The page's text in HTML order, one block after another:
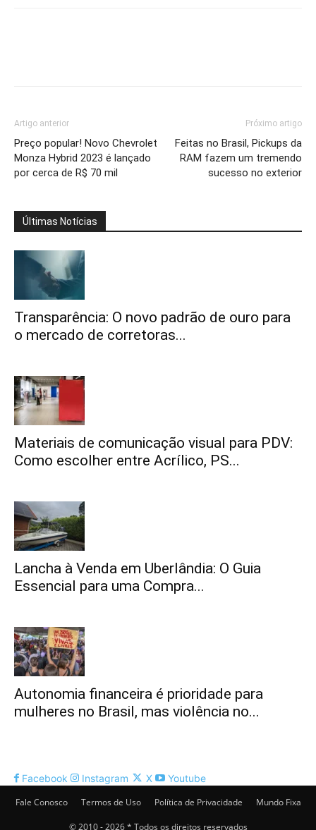
Artigo anterior
Preço popular! Novo Chevrolet
Monza Hybrid 2023 é lançado
por cerca de R$ 70 mil
Próximo artigo
Feitas no Brasil, Pickups da
RAM fazem um tremendo
sucesso no exterior
Últimas Notícias
Transparência: O novo padrão de ouro para
o mercado de corretoras...
Materiais de comunicação visual para PDV:
Como escolher entre Acrílico, PS...
Lancha à Venda em Uberlândia: O Guia
Essencial para uma Compra...
Autonomia financeira é prioridade para
mulheres no Brasil, mas violência no...
Facebook Instagram X
Youtube
Fale Conosco
Termos de Uso Política de Privacidade Mundo Fixa
© 2010 - 2026 * Todos os direitos reservados